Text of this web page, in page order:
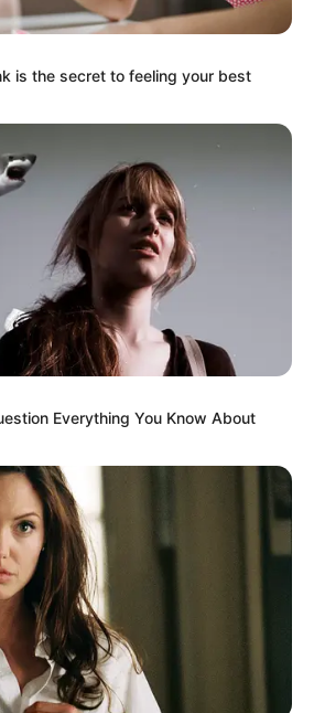
dinero, un hombre fue asesinado en
en Envigado
Muñoz
AL CANAL DE WHATSAPP
Martínez Cano, fue identificada la
varias lesiones con arma blanca,
en una vivienda
, ubicada en el barrio
is the secret to feeling your best
Everything You Know About